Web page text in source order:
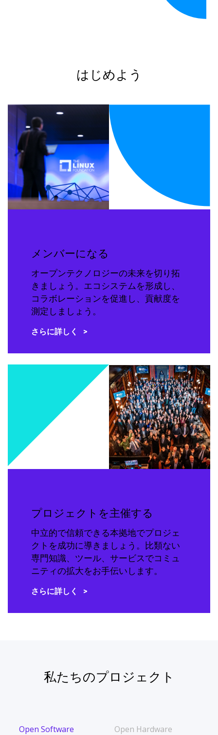
はじめよう
メンバーになる
オープンテクノロジーの未来を切り拓
きましょう。エコシステムを形成し、
コラボレーションを促進し、貢献度を
測定しましょう。
さらに詳しく
プロジェクトを主催する
中立的で信頼できる本拠地でプロジェ
クトを成功に導きましょう。比類ない
専門知識、ツール、サービスでコミュ
ニティの拡大をお手伝いします。
さらに詳しく
私たちのプロジェクト
Open Software Open Hardware